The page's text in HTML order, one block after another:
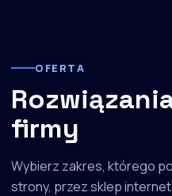
OFERTA
firmy
Wybierz zakres, którego
strony, przez sklep